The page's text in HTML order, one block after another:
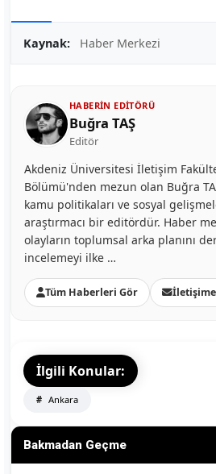
Kaynak: Haber Merkezi
HABERIN EDITÖRÜ
Buğra TAŞ
Editör
Akdeniz Üniversitesi İletişim
Bölümü'nden mezun olan Buğra
kamu politikaları ve sosyal
araştırmacı bir editördür. Haber
olayların toplumsal arka planını
incelemeyi ilke …
Tüm Haberleri Gör İletişime
İlgili Konular:
Ankara
Bakmadan Geçme